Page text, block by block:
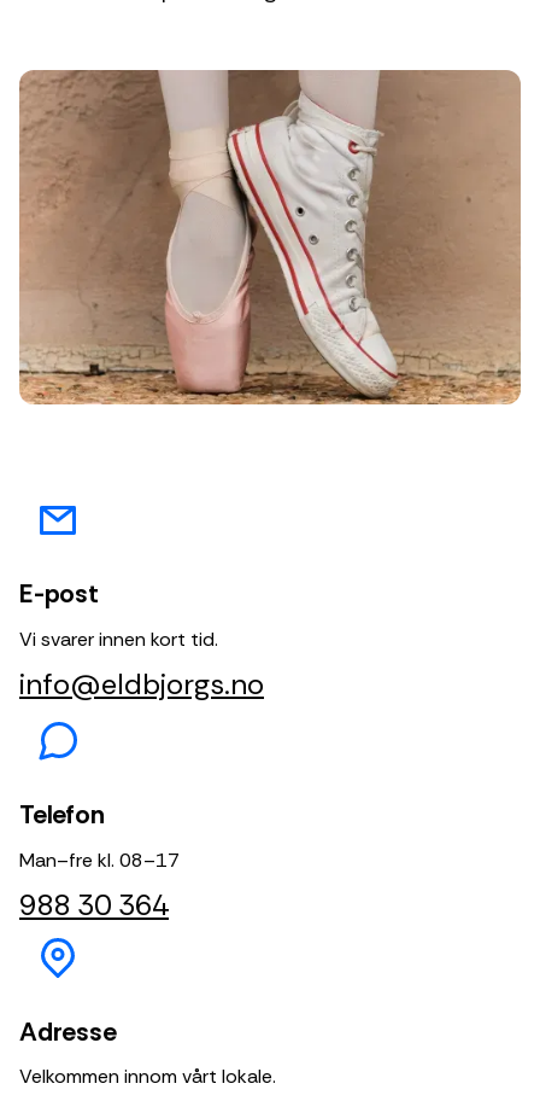
E-post
Vi svarer innen kort tid.
info@eldbjorgs.no
Telefon
Man–fre kl. 08–17
988 30 364
Adresse
Velkommen innom vårt lokale.